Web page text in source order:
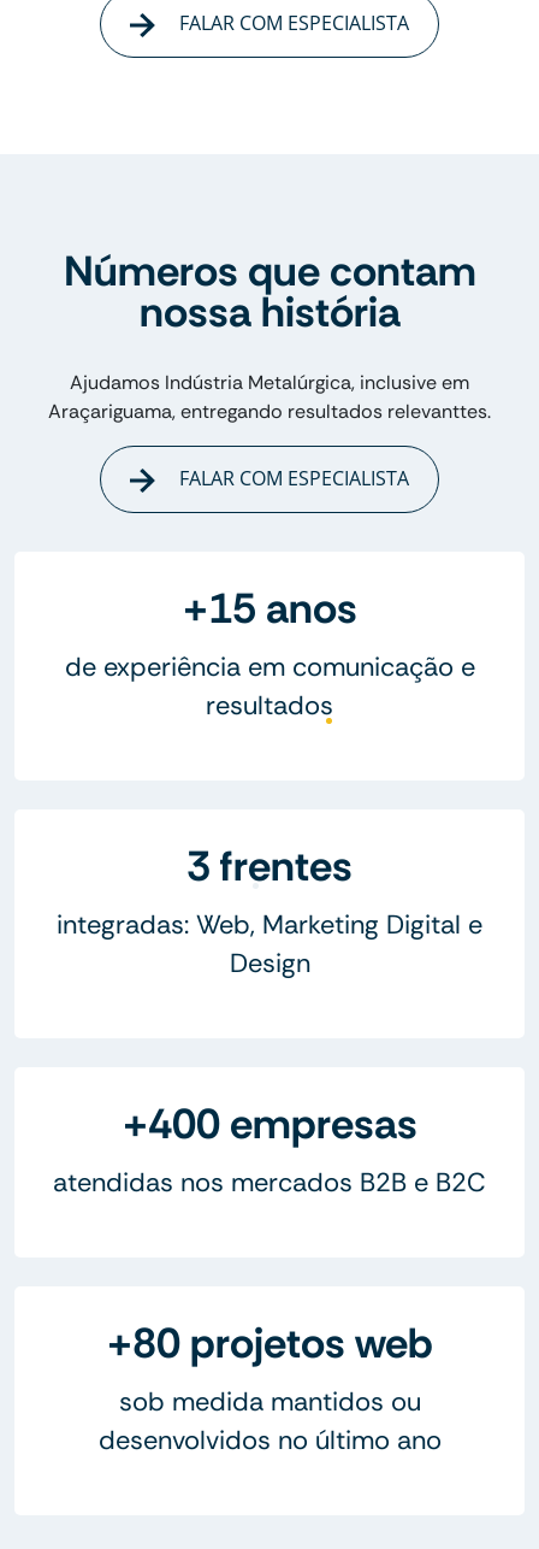
FALAR COM ESPECIALISTA
Números que contam
nossa história
Ajudamos Indústria Metalúrgica, inclusive em
Araçariguama, entregando resultados relevanttes.
FALAR COM ESPECIALISTA
+15 anos
de experiência em comunicação e
resultados
3 frentes
integradas: Web, Marketing Digital e
Design
+400 empresas
atendidas nos mercados B2B e B2C
+80 projetos web
sob medida mantidos ou
desenvolvidos no último ano